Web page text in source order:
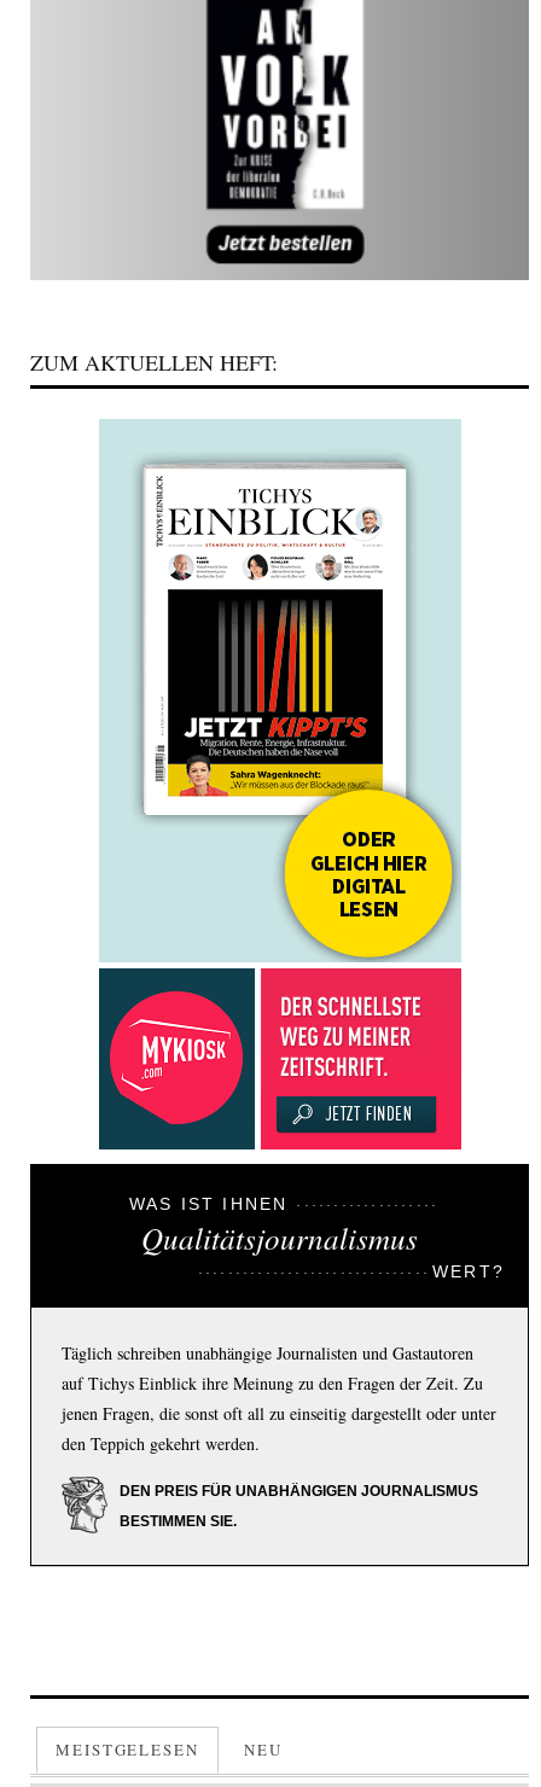
ZUM AKTUELLEN HEFT:
WAS IST IHNEN
Qualitätsjournalismus
WERT?
Täglich schreiben unabhängige Journalisten und Gastautoren
auf Tichys Einblick ihre Meinung zu den Fragen der Zeit. Zu
jenen Fragen, die sonst oft all zu einseitig dargestellt oder unter
den Teppich gekehrt werden.
DEN PREIS FÜR UNABHÄNGIGEN JOURNALISMUS
BESTIMMEN SIE.
MEISTGELESEN NEU